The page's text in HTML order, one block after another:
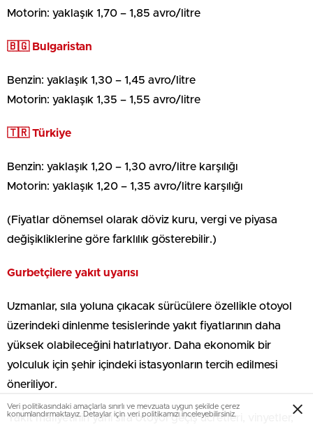
Motorin: yaklaşık 1,70 – 1,85 avro/litre
🇧🇬 Bulgaristan
Benzin: yaklaşık 1,30 – 1,45 avro/litre
Motorin: yaklaşık 1,35 – 1,55 avro/litre
🇹🇷 Türkiye
Benzin: yaklaşık 1,20 – 1,30 avro/litre karşılığı
Motorin: yaklaşık 1,20 – 1,35 avro/litre karşılığı
(Fiyatlar dönemsel olarak döviz kuru, vergi ve piyasa
değişikliklerine göre farklılık gösterebilir.)
Gurbetçilere yakıt uyarısı
Uzmanlar, sıla yoluna çıkacak sürücülere özellikle otoyol
üzerindeki dinlenme tesislerinde yakıt fiyatlarının daha
yüksek olabileceğini hatırlatıyor. Daha ekonomik bir
yolculuk için şehir içindeki istasyonların tercih edilmesi
öneriliyor.
Yakıt maliyetinin yanı sıra otoyol geçiş ücretleri, vinyetler,
Veri politikasındaki amaçlarla sınırlı ve mevzuata uygun şekilde çerez
konumlandırmaktayız. Detaylar için veri politikamızı inceleyebilirsiniz.